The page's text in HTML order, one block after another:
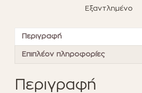
was:
τιμή
Εξαντλημένο
Περιγραφή
Επιπλέον πληροφορίες
Περιγραφή